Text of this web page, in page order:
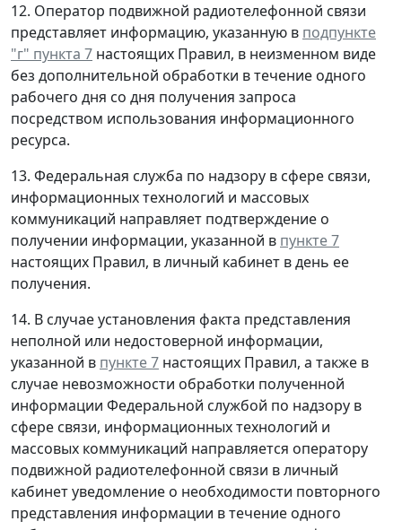
12. Оператор подвижной радиотелефонной связи
представляет информацию, указанную в подпункте
"г" пункта 7 настоящих Правил, в неизменном виде
без дополнительной обработки в течение одного
рабочего дня со дня получения запроса
посредством использования информационного
ресурса.
13. Федеральная служба по надзору в сфере связи,
информационных технологий и массовых
коммуникаций направляет подтверждение о
получении информации, указанной в пункте 7
настоящих Правил, в личный кабинет в день ее
получения.
14. В случае установления факта представления
неполной или недостоверной информации,
указанной в пункте 7 настоящих Правил, а также в
случае невозможности обработки полученной
информации Федеральной службой по надзору в
сфере связи, информационных технологий и
массовых коммуникаций направляется оператору
подвижной радиотелефонной связи в личный
кабинет уведомление о необходимости повторного
представления информации в течение одного